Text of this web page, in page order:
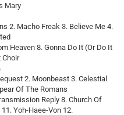
Mary
2. Macho Freak 3. Believe Me 4.
Heaven 8. Gonna Do It (Or Do It
Choir
2. Moonbeast 3. Celestial
Of The Romans
Reply 8. Church Of
Yoh-Haee-Von 12.